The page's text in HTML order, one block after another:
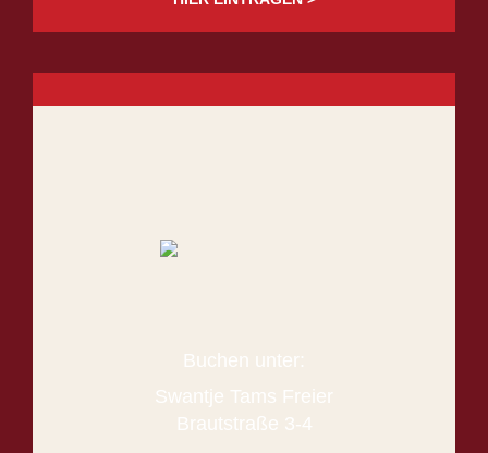
Buchen unter:
Swantje Tams Freier
Brautstraße 3-4